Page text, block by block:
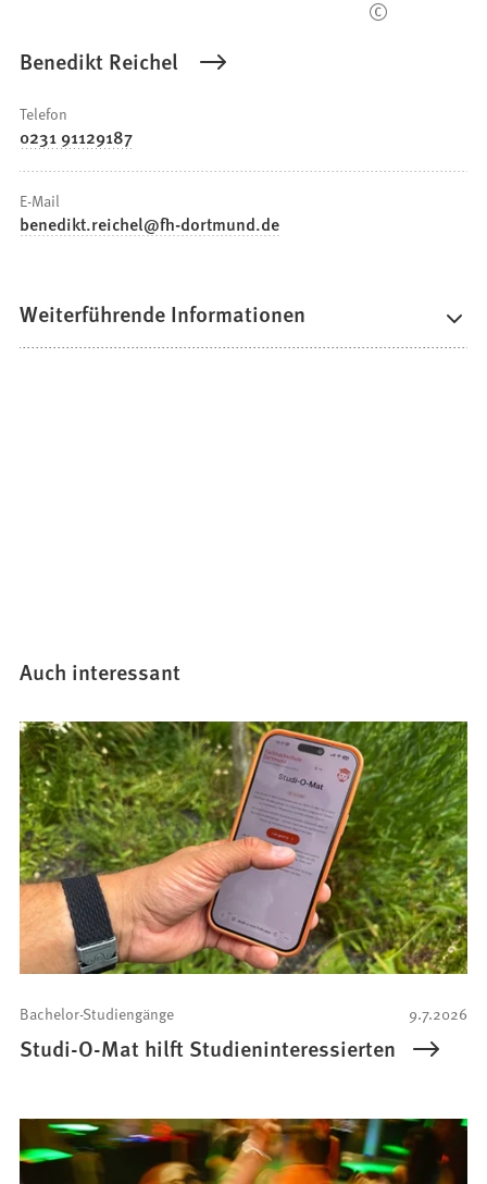
Benedikt Reichel
Telefon
0231 91129187
E-Mail
benedikt.reichel fh-dortmund de
Weiterführende Informationen
Auch interessant
9.7.2026
Bachelor-Studiengänge
Studi-O-Mat hilft Studieninteressierten